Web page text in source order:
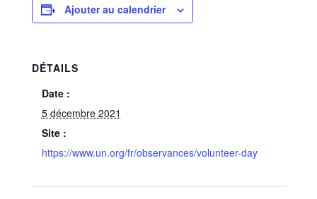
Ajouter au calendrier
DÉTAILS
Date :
5 décembre 2021
Site :
https://www.un.org/fr/observances/volunteer-day